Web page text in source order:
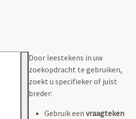
Door leestekens in uw
zoekopdracht te gebruiken,
zoekt u specifieker of juist
breder:
Gebruik een vraagteken